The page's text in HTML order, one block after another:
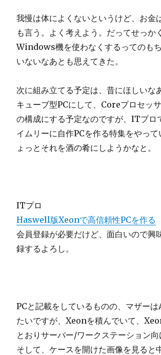
我慢は体によくないというけど、お金
も言う。よく考えよう。だってせっか
Windows機を使わなくするってのも
いないなあとも思えてきた。
次に組み立てる予定は、昔にほしいな
キューブ型PCにして、Coreプロセッ
の構成にする予定なのですが、ITプロ
イムリーに自作PCを作る特集をやって
ょっとそれを酒の肴にしようかなと。
ITプロ
Haswell版Xeonで高信頼性PCを作る
会員登録が必要だけど、面白いので興
録するよろし。
PCと記載をしているものの、マザーは
たいですが、Xeonを積んでいて、
とおりサーバー/ワークステーション向
そして、ケースを開けた画像を見ると